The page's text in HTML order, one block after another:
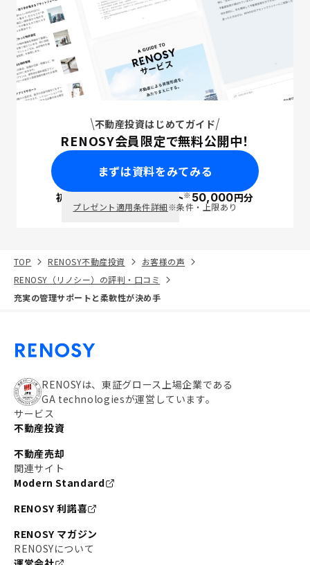
不動産投資はじめてガイド
RENOSY会員限定で無料公開中！
まずは資料をみてみる
初回面談で ポイント※50,000円分
プレゼント適用条件詳細※条件・上限あり
TOP RENOSY不動産投資
お客様の声
RENOSY（リノシー）の評判・口コミ
充実の管理サポートと柔軟性が決め手
RENOSYは、東証グロース上場企業である
GA technologiesが運営しています。
サービス
不動産投資
不動産売却
関連サイト
Modern Standard
RENOSY 利諾喜
RENOSY マガジン
RENOSYについて